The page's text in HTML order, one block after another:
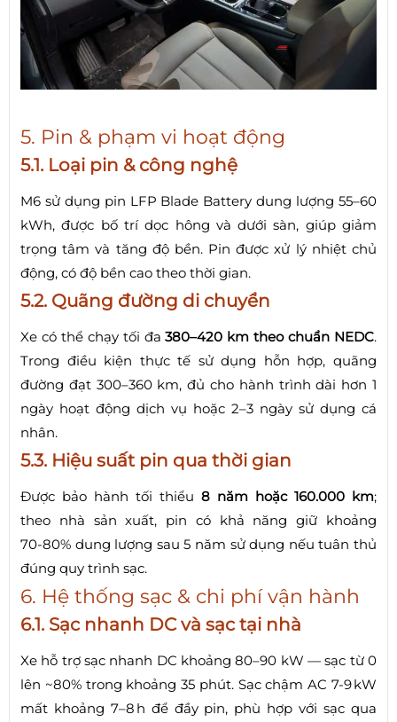
5. Pin & phạm vi hoạt động
5.1. Loại pin & công nghệ
M6 sử dụng pin LFP Blade Battery dung lượng 55–60
kWh, được bố trí dọc hông và dưới sàn, giúp giảm
trọng tâm và tăng độ bền. Pin được xử lý nhiệt chủ
động, có độ bền cao theo thời gian.
5.2. Quãng đường di chuyển
Xe có thể chạy tối đa380–420 km theo chuẩn NEDC.
Trong điều kiện thực tế sử dụng hỗn hợp, quãng
đường đạt 300–360 km, đủ cho hành trình dài hơn 1
ngày hoạt động dịch vụ hoặc 2–3 ngày sử dụng cá
nhân.
5.3. Hiệu suất pin qua thời gian
Được bảo hành tối thiểu 8 năm hoặc 160.000 km;
theo nhà sản xuất, pin có khả năng giữ khoảng
70‑80% dung lượng sau 5 năm sử dụng nếu tuân thủ
đúng quy trình sạc.
6. Hệ thống sạc & chi phí vận hành
6.1. Sạc nhanh DC và sạc tại nhà
Xe hỗ trợ sạc nhanh DC khoảng 80–90 kW — sạc từ 0
lên ~80% trong khoảng 35 phút. Sạc chậm AC 7‑9 kW
mất khoảng 7–8 h để đầy pin, phù hợp với sạc qua